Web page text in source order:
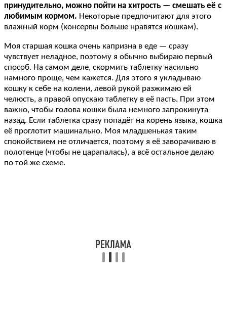
принудительно, можно пойти на хитрость — смешать её с
любимым кормом. Некоторые предпочитают для этого
влажный корм (консервы больше нравятся кошкам).
Моя старшая кошка очень капризна в еде — сразу
чувствует неладное, поэтому я обычно выбираю первый
способ. На самом деле, скормить таблетку насильно
намного проще, чем кажется. Для этого я укладываю
кошку к себе на колени, левой рукой разжимаю ей
челюсть, а правой опускаю таблетку в её пасть. При этом
важно, чтобы голова кошки была немного запрокинута
назад. Если таблетка сразу попадёт на корень языка, кошка
её проглотит машинально. Моя младшенькая таким
спокойствием не отличается, поэтому я её заворачиваю в
полотенце (чтобы не царапалась), а всё остальное делаю
по той же схеме.